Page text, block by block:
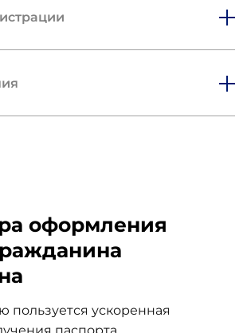
оформления
пользуется ускоренная
паспорта,